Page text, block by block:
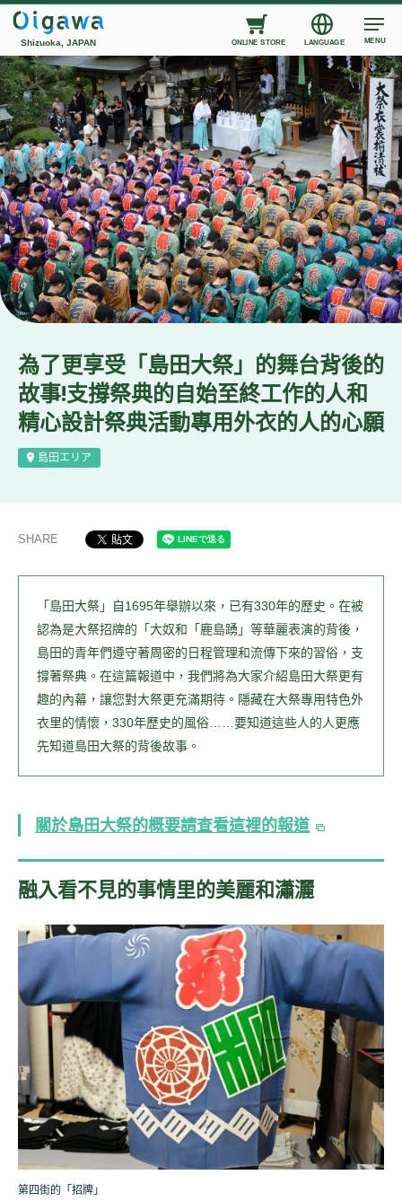
Shizuoka, JAPAN ONLINE STORE LANGUAGE MENU
為了更享受「島田大祭」的舞台背後的
故事!支撐祭典的自始至終工作的人和
精心設計祭典活動專用外衣的人的心願
島田エリア
SHARE
「島田大祭」自1695年舉辦以來，已有330年的歷史。在被
認為是大祭招牌的「大奴和「鹿島踴」等華麗表演的背後，
島田的青年們遵守著周密的日程管理和流傳下來的習俗，支
撐著祭典。在這篇報道中，我們將為大家介紹島田大祭更有
趣的內幕，讓您對大祭更充滿期待。隱藏在大祭專用特色外
衣里的情懷，330年歷史的風俗……要知道這些人的人更應
先知道島田大祭的背後故事。
關於島田大祭的概要請查看這裡的報道
融入看不見的事情里的美麗和瀟灑
第四街的「招牌」